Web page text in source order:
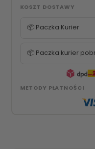
KOSZT DOSTAWY
📦 Paczka Kurier
📦 Paczka kurier
METODY PŁATNOŚCI